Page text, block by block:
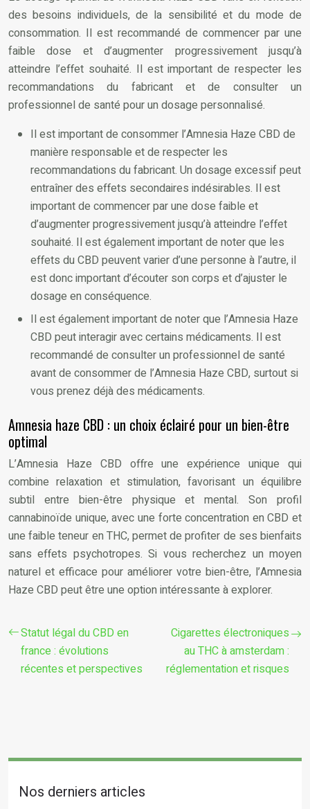
des besoins individuels, de la sensibilité et du mode de
consommation. Il est recommandé de commencer par une
faible dose et d’augmenter progressivement jusqu’à
atteindre l’effet souhaité. Il est important de respecter les
recommandations du fabricant et de consulter un
professionnel de santé pour un dosage personnalisé.
Il est important de consommer l’Amnesia Haze CBD de
manière responsable et de respecter les
recommandations du fabricant. Un dosage excessif peut
entraîner des effets secondaires indésirables. Il est
important de commencer par une dose faible et
d’augmenter progressivement jusqu’à atteindre l’effet
souhaité. Il est également important de noter que les
effets du CBD peuvent varier d’une personne à l’autre, il
est donc important d’écouter son corps et d’ajuster le
dosage en conséquence.
Il est également important de noter que l’Amnesia Haze
CBD peut interagir avec certains médicaments. Il est
recommandé de consulter un professionnel de santé
avant de consommer de l’Amnesia Haze CBD, surtout si
vous prenez déjà des médicaments.
Amnesia haze CBD : un choix éclairé pour un bien-être
optimal
L’Amnesia Haze CBD offre une expérience unique qui
combine relaxation et stimulation, favorisant un équilibre
subtil entre bien-être physique et mental. Son profil
cannabinoïde unique, avec une forte concentration en CBD et
une faible teneur en THC, permet de profiter de ses bienfaits
sans effets psychotropes. Si vous recherchez un moyen
naturel et efficace pour améliorer votre bien-être, l’Amnesia
Haze CBD peut être une option intéressante à explorer.
Statut légal du CBD en
france : évolutions
récentes et perspectives
Cigarettes électroniques
au THC à amsterdam :
réglementation et risques
Nos derniers articles